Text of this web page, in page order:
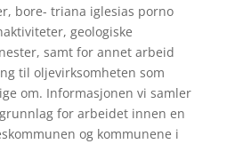
bore- triana iglesias porno
geologiske
samt for annet arbeid
til oljevirksomheten som
om. Informasjonen vi samler
for arbeidet innen en
og kommunene i